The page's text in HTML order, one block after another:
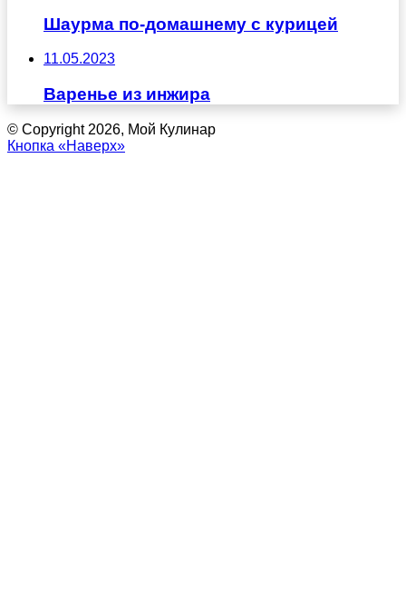
Шаурма по-домашнему с курицей
11.05.2023
Варенье из инжира
© Copyright 2026, Мой Кулинар
Кнопка «Наверх»